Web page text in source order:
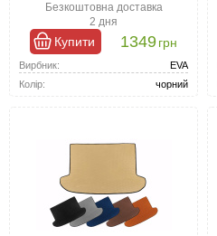
Безкоштовна доставка
2 дня
Купити 1349грн
Вирбник:
EVA
Колір:
чорний